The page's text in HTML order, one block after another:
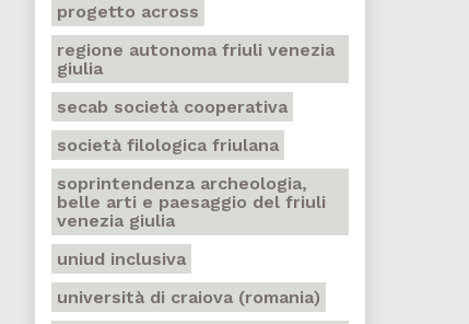
progetto across
regione autonoma friuli venezia
giulia
secab società cooperativa
società filologica friulana
soprintendenza archeologia,
belle arti e paesaggio del friuli
venezia giulia
uniud inclusiva
università di craiova (romania)